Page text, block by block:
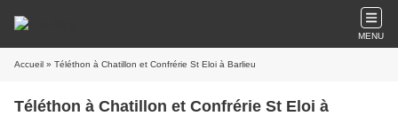
MENU
Accueil » Téléthon à Chatillon et Confrérie St Eloi à Barlieu
Téléthon à Chatillon et Confrérie St Eloi à